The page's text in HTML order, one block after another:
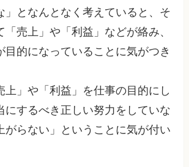
」となんとなく考えていると、そ
「売上」や「利益」などが絡み、
目的になっていることに気がつき
上」や「利益」を仕事の目的にし
にするべき正しい努力をしていな
がらない」ということに気が付い